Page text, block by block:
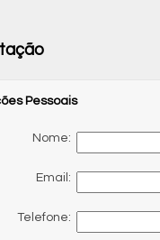
Pessoais
Nome:
Email:
Telefone: